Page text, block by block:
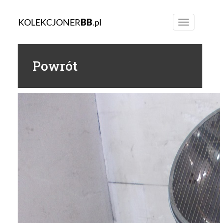
Toggle
navigation
KOLEKCJONERBB.pl
Powrót